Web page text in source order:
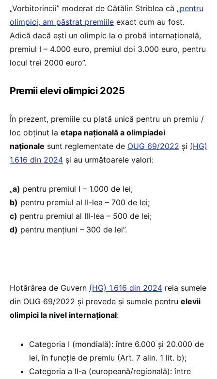
„Vorbitorincii” moderat de Cătălin Striblea că „pentru
olimpici, am păstrat premiile exact cum au fost.
Adică dacă ești un olimpic la o probă internațională,
premiul I – 4.000 euro, premiul doi 3.000 euro, pentru
locul trei 2000 euro”.
Premii elevi olimpici 2025
În prezent, premiile cu plată unică pentru un premiu /
loc obținut la etapa națională a olimpiadei
naționale sunt reglementate de OUG 69/2022 și (HG)
1.616 din 2024 și au următoarele valori:
„a) pentru premiul I – 1.000 de lei;
b) pentru premiul al II-lea – 700 de lei;
c) pentru premiul al III-lea – 500 de lei;
d) pentru mențiuni – 300 de lei”.
Hotărârea de Guvern (HG) 1.616 din 2024 reia sumele
din OUG 69/2022 și prevede și sumele pentru elevii
olimpici la nivel internațional:
Categoria I (mondială): între 6.000 și 20.000 de
lei, în funcție de premiu (Art. 7 alin. 1 lit. b);
Categoria a II-a (europeană/regională): între